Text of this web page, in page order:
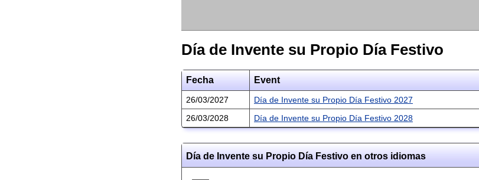
Día de Invente su Propio Día Festivo
Fecha Event
26/03/2027 Día de Invente su Propio Día Festivo 2027
26/03/2028
Día de Invente su Propio Día Festivo 2028
Día de Invente su Propio Día Festivo en otros idiomas